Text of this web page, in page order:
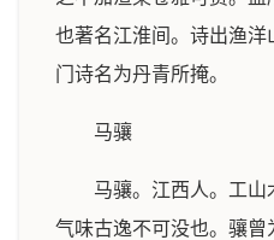
也著名江淮间。诗出渔
门诗名为丹青所掩。
马骧
马骧。江西人。工
气味古逸不可没也。骧